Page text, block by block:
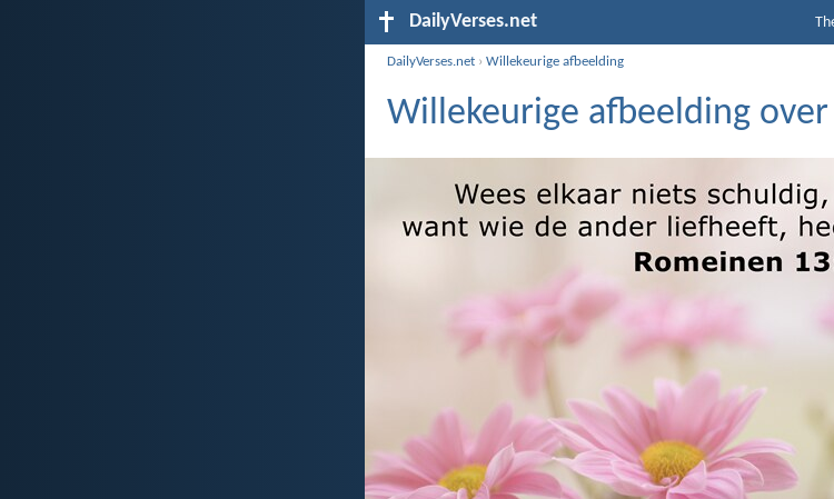
DailyVerses.net
DailyVerses.net ›Willekeurige afbeelding
Willekeurige afbeelding